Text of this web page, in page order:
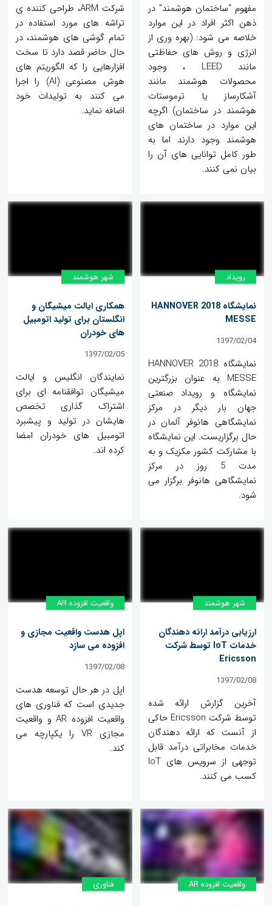
مفهوم "ساختمان هوشمند" در
ذهن اکثر افراد در این موارد
خلاصه می شود: (بهره وری از
انرژی و روش های حفاظتی
مانند LEED ، وجود
محصولات هوشمند مانند
آشکارساز یا ترموستات
هوشمند در ساختمان) اگرچه
این موارد در ساختمان های
هوشمند وجود دارند اما به
طور کامل توانایی های آن را
بیان نمی کنند.
شرکت ARM، طراحی کننده ی
تراشه های مورد استفاده در
تمام گوشی های هوشمند، در
حال حاضر قصد دارد تا سخت
افزارهایی را که الگوریتم های
هوش مصنوعی (AI) را اجرا
می کنند به تولیدات خود
اضافه نماید.
رویداد
نمایشگاه 2018 HANNOVER
MESSE
1397/02/04
نمایشگاه 2018 HANNOVER
MESSE به عنوان بزرگترین
نمایشگاه و رویداد صنعتی
جهان بار دیگر در مرکز
نمایشگاهی هانوفر آلمان در
حال برگزاریست. این نمایشگاه
با مشارکت کشور مکزیک و به
مدت 5 روز در مرکز
نمایشگاهی هانوفر برگزار می
شود.
شهر هوشمند
همکاری ایالت میشیگان و
انگلستان برای تولید اتومبیل
های خودران
1397/02/05
نمایندگان انگلیس و ایالت
میشیگان توافقنامه ای برای
اشتراک گذاری تخصص
هایشان در تولید و پیشبرد
اتومبیل های خودران امضا
کرده اند.
شهر هوشمند
ارزیابی درآمد ارائه دهندگان
خدمات IoT توسط شرکت
Ericsson
1397/02/08
آخرین گزارش ارائه شده
توسط شرکت Ericsson حاکی
از آنست که ارائه دهندگان
خدمات مخابراتی درآمد قابل
توجهی از سرویس های IoT
کسب می کنند.
واقعیت افزوده AR
اپل هدست واقعیت مجازی و
افزوده می سازد
1397/02/08
اپل در هر حال توسعه هدست
جدیدی است که فناوری های
واقعیت افزوده AR و واقعیت
مجازی VR را یکپارچه می
کند.
واقعیت افزوده AR فناوری